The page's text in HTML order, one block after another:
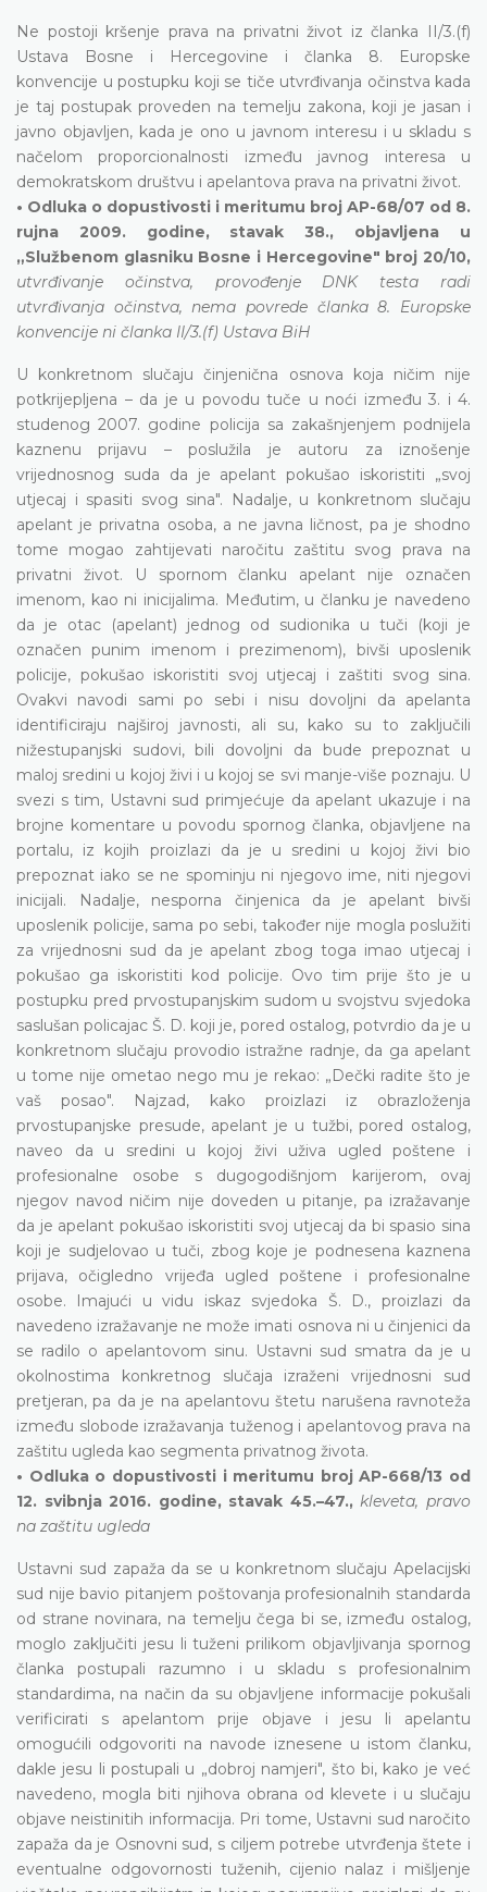
Ne postoji kršenje prava na privatni život iz članka II/3.(f)
Ustava Bosne i Hercegovine i članka 8. Europske
konvencije u postupku koji se tiče utvrđivanja očinstva kada
je taj postupak proveden na temelju zakona, koji je jasan i
javno objavljen, kada je ono u javnom interesu i u skladu s
načelom proporcionalnosti između javnog interesa u
demokratskom društvu i apelantova prava na privatni život.
• Odluka o dopustivosti i meritumu broj AP-68/07 od 8.
rujna 2009. godine, stavak 38., objavljena u
„Službenom glasniku Bosne i Hercegovine" broj 20/10,
utvrđivanje očinstva, provođenje DNK testa radi
utvrđivanja očinstva, nema povrede članka 8. Europske
konvencije ni članka II/3.(f) Ustava BiH
U konkretnom slučaju činjenična osnova koja ničim nije
potkrijepljena – da je u povodu tuče u noći između 3. i 4.
studenog 2007. godine policija sa zakašnjenjem podnijela
kaznenu prijavu – poslužila je autoru za iznošenje
vrijednosnog suda da je apelant pokušao iskoristiti „svoj
utjecaj i spasiti svog sina". Nadalje, u konkretnom slučaju
apelant je privatna osoba, a ne javna ličnost, pa je shodno
tome mogao zahtijevati naročitu zaštitu svog prava na
privatni život. U spornom članku apelant nije označen
imenom, kao ni inicijalima. Međutim, u članku je navedeno
da je otac (apelant) jednog od sudionika u tuči (koji je
označen punim imenom i prezimenom), bivši uposlenik
policije, pokušao iskoristiti svoj utjecaj i zaštiti svog sina.
Ovakvi navodi sami po sebi i nisu dovoljni da apelanta
identificiraju najširoj javnosti, ali su, kako su to zaključili
nižestupanjski sudovi, bili dovoljni da bude prepoznat u
maloj sredini u kojoj živi i u kojoj se svi manje-više poznaju. U
svezi s tim, Ustavni sud primjećuje da apelant ukazuje i na
brojne komentare u povodu spornog članka, objavljene na
portalu, iz kojih proizlazi da je u sredini u kojoj živi bio
prepoznat iako se ne spominju ni njegovo ime, niti njegovi
inicijali. Nadalje, nesporna činjenica da je apelant bivši
uposlenik policije, sama po sebi, također nije mogla poslužiti
za vrijednosni sud da je apelant zbog toga imao utjecaj i
pokušao ga iskoristiti kod policije. Ovo tim prije što je u
postupku pred prvostupanjskim sudom u svojstvu svjedoka
saslušan policajac Š. D. koji je, pored ostalog, potvrdio da je u
konkretnom slučaju provodio istražne radnje, da ga apelant
u tome nije ometao nego mu je rekao: „Dečki radite što je
vaš posao". Najzad, kako proizlazi iz obrazloženja
prvostupanjske presude, apelant je u tužbi, pored ostalog,
naveo da u sredini u kojoj živi uživa ugled poštene i
profesionalne osobe s dugogodišnjom karijerom, ovaj
njegov navod ničim nije doveden u pitanje, pa izražavanje
da je apelant pokušao iskoristiti svoj utjecaj da bi spasio sina
koji je sudjelovao u tuči, zbog koje je podnesena kaznena
prijava, očigledno vrijeđa ugled poštene i profesionalne
osobe. Imajući u vidu iskaz svjedoka Š. D., proizlazi da
navedeno izražavanje ne može imati osnova ni u činjenici da
se radilo o apelantovom sinu. Ustavni sud smatra da je u
okolnostima konkretnog slučaja izraženi vrijednosni sud
pretjeran, pa da je na apelantovu štetu narušena ravnoteža
između slobode izražavanja tuženog i apelantovog prava na
zaštitu ugleda kao segmenta privatnog života.
• Odluka o dopustivosti i meritumu broj AP-668/13 od
12. svibnja 2016. godine, stavak 45.–47.,kleveta, pravo
na zaštitu ugleda
Ustavni sud zapaža da se u konkretnom slučaju Apelacijski
sud nije bavio pitanjem poštovanja profesionalnih standarda
od strane novinara, na temelju čega bi se, između ostalog,
moglo zaključiti jesu li tuženi prilikom objavljivanja spornog
članka postupali razumno i u skladu s profesionalnim
standardima, na način da su objavljene informacije pokušali
verificirati s apelantom prije objave i jesu li apelantu
omogućili odgovoriti na navode iznesene u istom članku,
dakle jesu li postupali u „dobroj namjeri", što bi, kako je već
navedeno, mogla biti njihova obrana od klevete i u slučaju
objave neistinitih informacija. Pri tome, Ustavni sud naročito
zapaža da je Osnovni sud, s ciljem potrebe utvrđenja štete i
eventualne odgovornosti tuženih, cijenio nalaz i mišljenje